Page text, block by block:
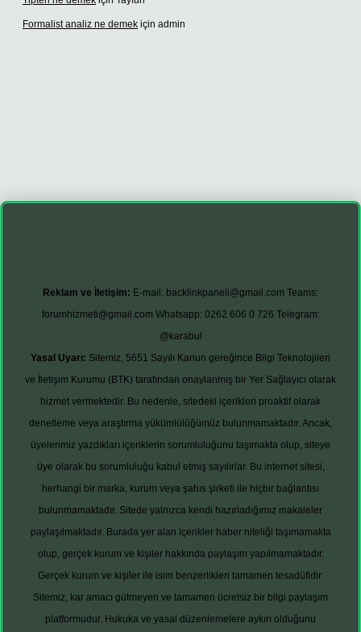
Formalist analiz ne demek için admin
giriş adresivdcasino girişbetexper giriş
Reklam ve İletişim: E-mail: backlinkpaneli@gmail.com Teams:
forumhizmeti@gmail.com Whatsapp: 0262 606 0 726 Telegram:
@karabul
Yasal Uyarı: Sitemiz, 5651 Sayılı Kanun gereğince Bilgi Teknolojileri
ve İletişim Kurumu (BTK) tarafından onaylanmış bir Yer Sağlayıcı olarak
hizmet vermektedir. Bu nedenle, sitedeki içerikleri proaktif olarak
denetleme veya araştırma yükümlülüğümüz bulunmamaktadır. Ancak,
üyelerimiz yazdıkları içeriklerin sorumluluğunu taşımakta olup, siteye
üye olarak bu sorumluluğu kabul etmiş sayılırlar. Bu internet sitesi,
herhangi bir marka, kurum veya şahıs şirketi ile hiçbir bağlantısı
bulunmamaktadır. Sitede yalnızca kendi hazırladığımız makaleler
paylaşılmaktadır. Burada yer alan içerikler haber niteliği taşımamakta
olup, gerçek kurum ve kişiler hakkında paylaşım yapılmamaktadır.
Gerçek kurum ve kişiler ile isim benzerlikleri tamamen tesadüfidir.
Sitemiz, kar amacı gütmeyen ve tamamen ücretsiz bir bilgi paylaşım
platformudur. Hukuka ve yasal düzenlemelere aykırı olduğunu